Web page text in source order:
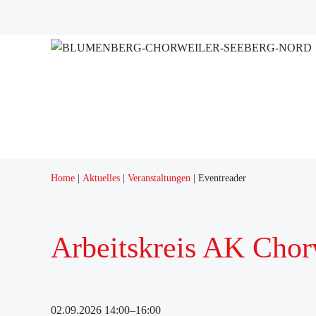
Home Aktuelles Veranstaltungen Eventreader
Arbeitskreis AK
02.09.2026 14:00–16:00